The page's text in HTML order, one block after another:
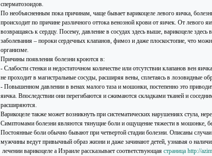
сперматозоидов.
По необъясненным пока причинам, чаще бывает варикоцеле левого яичка,
происходит по причине различного оттока венозной крови от яичек. От левого
возвращаясь к сердцу. Посему, давление в сосудах здесь выше, варикоцеле
заболевания – пороки сердечных клапанов, фимоз и даже плоскостопие, что
организме.
Причины появления болезни кроются в:
- Слабости стенки и недостаточном количестве или отсутствии клапанов вен
не проходит в магистральные сосуды, расширяя вены, сплетаясь в лозовидные
- Повышенном давлении в венах малого таза и мошонки, постепенно это
яичка. Впоследствии они перегибаются и сжимаются складками тканей и
расширяются.
Варикоцеле также может возникнуть при систематических нарушениях стула,
Симптомами болезни являются тянущие боли и ощущение тяжести в мошонке,
Постоянные боли обычно бывают при четвертой стадии болезни. Описаны
мужчины ведут привычный образ жизни и даже зачинают детей, узнавая о
лечении варикоцеле а Израиле рассказывает соответствующая страница http://